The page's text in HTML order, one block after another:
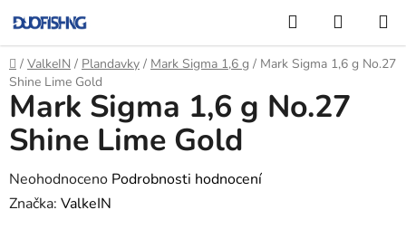
na
obsah
Hledat
KOŠÍK
Domů
/ ValkeIN / Plandavky / Mark Sigma 1,6 g / Mark Sigma 1,6 g No.27
Shine Lime Gold
Mark Sigma 1,6 g No.27
Shine Lime Gold
Průměrné
hodnocení
Neohodnoceno Podrobnosti hodnocení
Značka: ValkeIN